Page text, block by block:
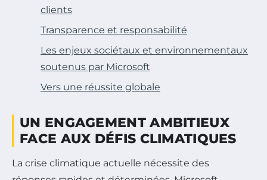
clients
Transparence et responsabilité
Les enjeux sociétaux et environnementaux
soutenus par Microsoft
Vers une réussite globale
UN ENGAGEMENT AMBITIEUX
FACE AUX DÉFIS CLIMATIQUES
La crise climatique actuelle nécessite des